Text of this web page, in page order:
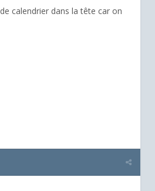
calendrier dans la tête car on